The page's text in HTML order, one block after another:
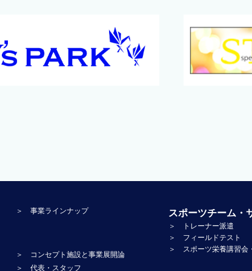
＞ 事業ラインナップ
＞ コンセプト施設と事業展開論
＞ 代表・スタッフ
スポーツチーム・
＞ トレーナー派遣
＞ フィールドテスト
＞ スポーツ栄養講習会